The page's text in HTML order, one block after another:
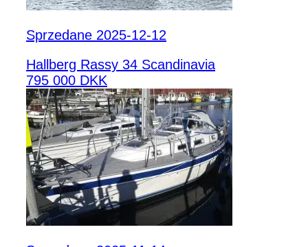
Sprzedane 2025-12-12
Hallberg Rassy 34 Scandinavia
795 000 DKK